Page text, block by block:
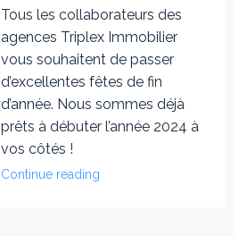
Tous les collaborateurs des
agences Triplex Immobilier
vous souhaitent de passer
d’excellentes fêtes de fin
d’année. Nous sommes déjà
prêts à débuter l’année 2024 à
vos côtés !
Continue reading